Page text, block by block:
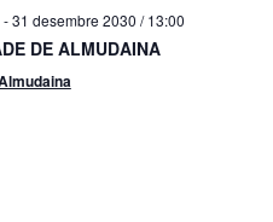
-31 desembre 2030 / 13:00
DE ALMUDAINA